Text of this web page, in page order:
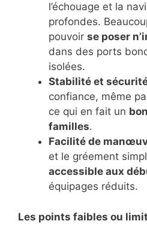
l’échouage et la
profondes.
pouvoir se poser
dans des ports
isolées.
Stabilité et
confiance, même
ce qui en fait un
familles.
Facilité de
et le gréement
accessible aux
équipages réduits.
Les points faibles ou